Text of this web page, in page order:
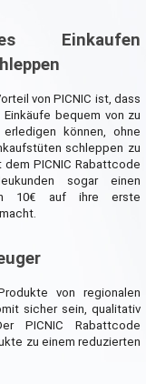
Einkaufen
von PICNIC ist, dass
Einkäufe bequem von zu
können, ohne
schleppen zu
dem PICNIC Rabattcode
sogar einen
10€ auf ihre erste
von regionalen
sicher sein, qualitativ
PICNIC Rabattcode
zu einem reduzierten